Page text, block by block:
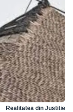
Realitatea din Justitie